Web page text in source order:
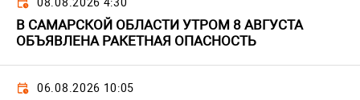
08.08.2026 4:30
В САМАРСКОЙ ОБЛАСТИ УТРОМ 8 АВГУСТА
ОБЪЯВЛЕНА РАКЕТНАЯ ОПАСНОСТЬ
06.08.2026 10:05